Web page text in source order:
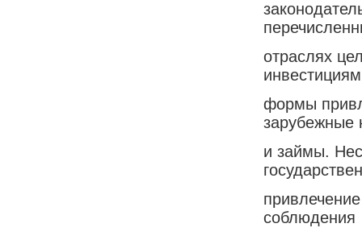
отраслях
инвестициям
формы
зарубежные
и займы.
соблюдения